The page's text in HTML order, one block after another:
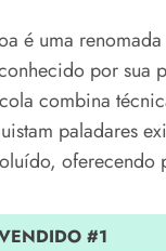
é uma
por
combina
paladares
#1